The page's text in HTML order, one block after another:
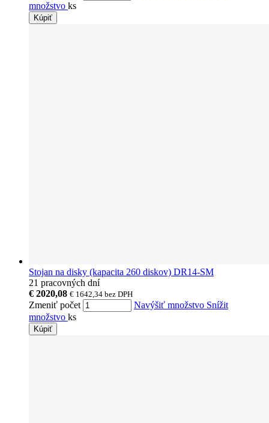
množstvo ks
Kúpiť
Stojan na disky (kapacita 260 diskov) DR14-SM
21 pracovných dní
€ 2020,08 € 1642,34 bez DPH
Zmeniť počet Navýšiť množstvo Snížit
množstvo ks
Kúpiť